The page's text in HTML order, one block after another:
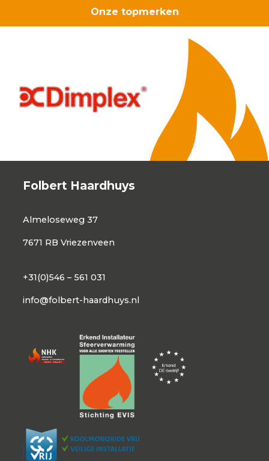
Onze topmerken
Folbert Haardhuys
Almeloseweg 37
7671 RB Vriezenveen
+31(0)546 – 561 031
info@folbert-haardhuys.nl